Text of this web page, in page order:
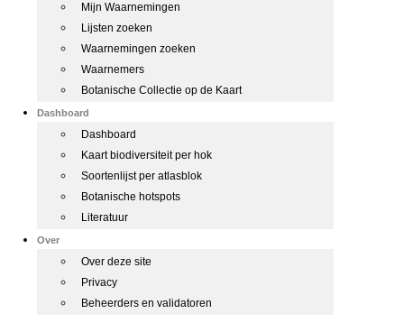
Mijn Waarnemingen
Lijsten zoeken
Waarnemingen zoeken
Waarnemers
Botanische Collectie op de Kaart
Dashboard
Dashboard
Kaart biodiversiteit per hok
Soortenlijst per atlasblok
Botanische hotspots
Literatuur
Over
Over deze site
Privacy
Beheerders en validatoren